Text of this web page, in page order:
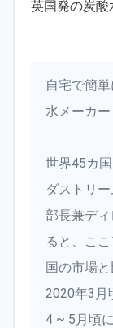
英国発の炭酸
自宅で簡
水メーカー
世界45カ
ダストリ
部長兼デ
ると、こ
国の市場
2020年3月
4 ~ 5月頃